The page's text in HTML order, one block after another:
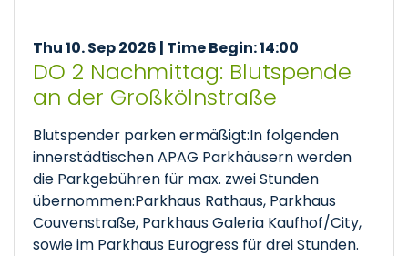
Thu 10. Sep 2026 | Time Begin: 14:00
DO 2 Nachmittag: Blutspende
an der Großkölnstraße
Blutspender parken ermäßigt:In folgenden
innerstädtischen APAG Parkhäusern werden
die Parkgebühren für max. zwei Stunden
übernommen:Parkhaus Rathaus, Parkhaus
Couvenstraße, Parkhaus Galeria Kaufhof/City,
sowie im Parkhaus Eurogress für drei Stunden.